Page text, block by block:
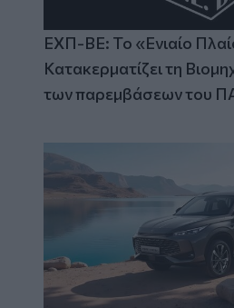
ΕΧΠ-ΒΕ: Το «Ενιαίο
Κατακερματίζει τη
των παρεμβάσεων του